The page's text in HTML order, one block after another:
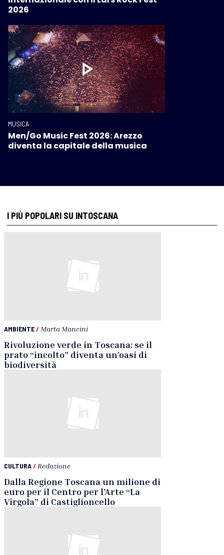
2026
MUSICA
Men/Go Music Fest 2026: Arezzo
diventa la capitale della musica
I PIÙ POPOLARI SU INTOSCANA
AMBIENTE/ Marta Mancini
Rivoluzione verde in Toscana: se il
prato “incolto” diventa un’oasi di
biodiversità
CULTURA/ Redazione
Dalla Regione Toscana un milione di
euro per il Centro per l’Arte “La
Virgola” di Castiglioncello